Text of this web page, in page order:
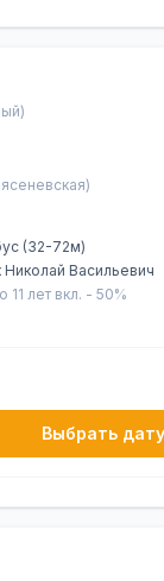
(32-72м)
Васильевич
11 лет вкл. - 50%
Выбрать дату